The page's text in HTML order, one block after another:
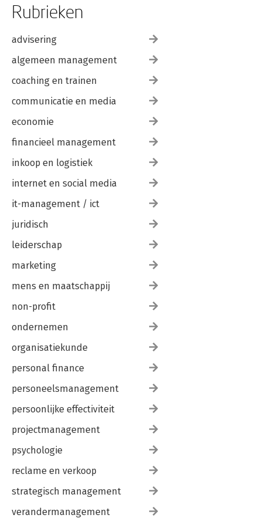
Rubrieken
advisering
algemeen management
coaching en trainen
communicatie en media
economie
financieel management
inkoop en logistiek
internet en social media
it-management / ict
juridisch
leiderschap
marketing
mens en maatschappij
non-profit
ondernemen
organisatiekunde
personal finance
personeelsmanagement
persoonlijke effectiviteit
projectmanagement
psychologie
reclame en verkoop
strategisch management
verandermanagement